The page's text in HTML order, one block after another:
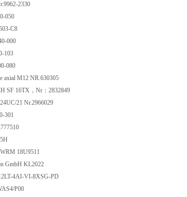
2330
050
C8
000
103
080
axial M12 NR.630305
SF 16TX，Nr：2832849
21 Nr.2966029
301
18U9511
GmbH KL2022
4AI-VI-8XSG-PD
P00